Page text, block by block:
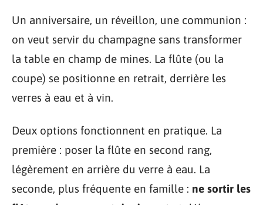
Un anniversaire, un réveillon, une communion :
on veut servir du champagne sans transformer
la table en champ de mines. La flûte (ou la
coupe) se positionne en retrait, derrière les
verres à eau et à vin.
Deux options fonctionnent en pratique. La
première : poser la flûte en second rang,
légèrement en arrière du verre à eau. La
seconde, plus fréquente en famille : ne sortir les